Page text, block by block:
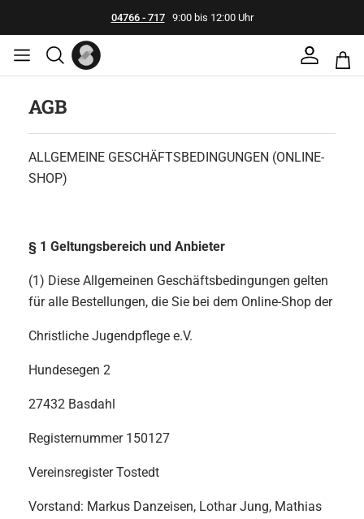
04766 - 7179:00 bis 12:00 Uhr
AGB
ALLGEMEINE GESCHÄFTSBEDINGUNGEN (ONLINE-
SHOP)
§ 1 Geltungsbereich und Anbieter
(1) Diese Allgemeinen Geschäftsbedingungen gelten
für alle Bestellungen, die Sie bei dem Online-Shop der
Christliche Jugendpflege e.V.
Hundesegen 2
27432 Basdahl
Registernummer 150127
Vereinsregister Tostedt
Vorstand: Markus Danzeisen, Lothar Jung, Mathias